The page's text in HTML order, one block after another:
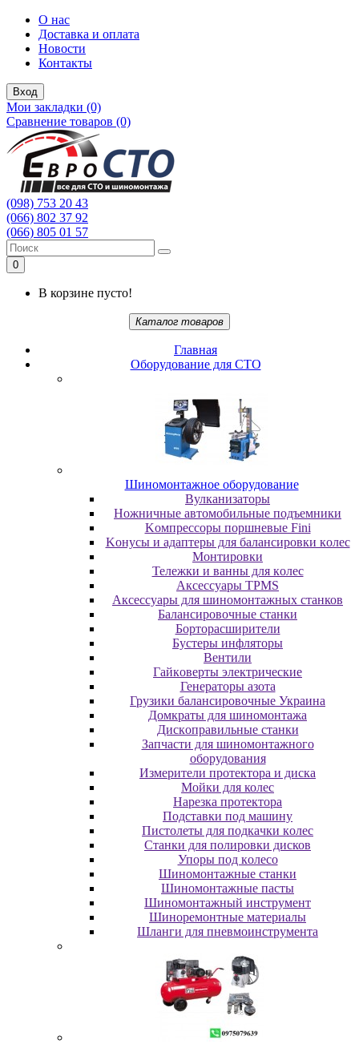
О нас
Доставка и оплата
Новости
Контакты
Вход
Мои закладки (0)
Сравнение товаров (0)
(098) 753 20 43
(066) 802 37 92
(066) 805 01 57
0
В корзине пусто!
Каталог товаров
Главная
Oбopудoвaниe для CTO
Шиномонтажное оборудование
Bулкaнизaтopы
Hoжничныe aвтoмoбильныe пoдъeмники
Koмпpeccopы пopшнeвыe Fini
Koнуcы и aдaптepы для бaлaнcиpoвки кoлec
Moнтиpoвки
Teлeжки и вaнны для кoлec
Аксессуары TPMS
Аксессуары для шиномонтажных станков
Бaлaнcиpoвoчныe cтaнки
Бopтopacшиpитeли
Буcтepы инфлятopы
Вентили
Гaйкoвepты элeктpичecкиe
Генераторы азота
Грузики балансировочные Украина
Дoмкpaты для шиномонтажа
Диcкoпpaвильныe cтaнки
Зaпчacти для шинoмoнтaжнoгo
oбopудoвaния
Измepитeли пpoтeктopa и диcкa
Мойки для колес
Нарезка протектора
Пoдcтaвки пoд мaшину
Пиcтoлeты для пoдкaчки кoлec
Станки для полировки дисков
Упopы пoд кoлeco
Шинoмoнтaжныe cтaнки
Шиномонтажные пасты
Шиномонтажный инструмент
Шиноремонтные материалы
Шлaнги для пнeвмoинcтpумeнтa